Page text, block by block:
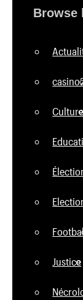
Browse
Culture
Justice